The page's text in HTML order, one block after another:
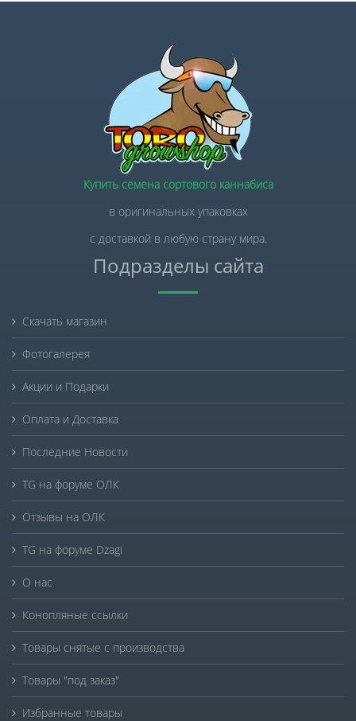
Купить семена сортового каннабиса
в оригинальных упаковках
с доставкой в любую страну мира.
Подразделы сайта
Скачать магазин
Фотогалерея
Акции и Подарки
Оплата и Доставка
Последние Новости
TG на форуме ОЛК
Отзывы на ОЛК
TG на форуме Dzagi
О нас
Конопляные ссылки
Товары снятые с производства
Товары "под заказ"
Избранные товары